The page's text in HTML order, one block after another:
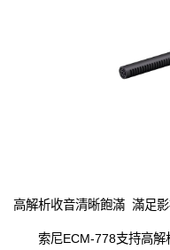
高解析收音清晰飽滿 滿足
索尼ECM-778支持高解